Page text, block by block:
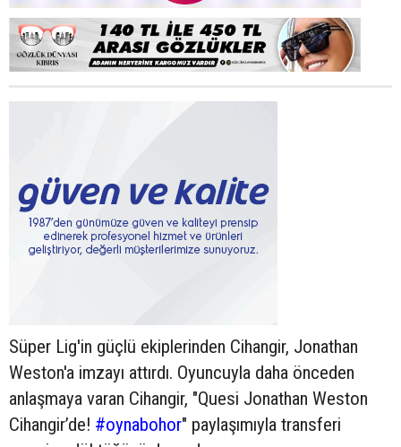
Süper Lig'in güçlü ekiplerinden Cihangir, Jonathan
Weston'a imzayı attırdı. Oyuncuyla daha önceden
anlaşmaya varan Cihangir, "Quesi Jonathan Weston
Cihangir’de! #oynabohor" paylaşımıyla transferi